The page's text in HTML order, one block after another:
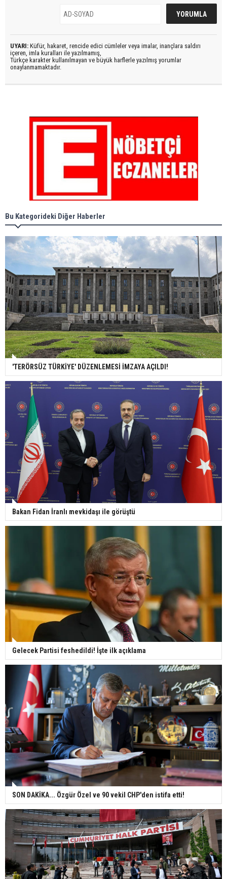
UYARI: Küfür, hakaret, rencide edici cümleler veya imalar, inançlara saldırı
içeren, imla kuralları ile yazılmamış,
Türkçe karakter kullanılmayan ve büyük harflerle yazılmış yorumlar
onaylanmamaktadır.
Bu Kategorideki Diğer Haberler
'TERÖRSÜZ TÜRKİYE' DÜZENLEMESİ İMZAYA AÇILDI!
Bakan Fidan İranlı mevkidaşı ile görüştü
Gelecek Partisi feshedildi! İşte ilk açıklama
SON DAKİKA... Özgür Özel ve 90 vekil CHP'den istifa etti!